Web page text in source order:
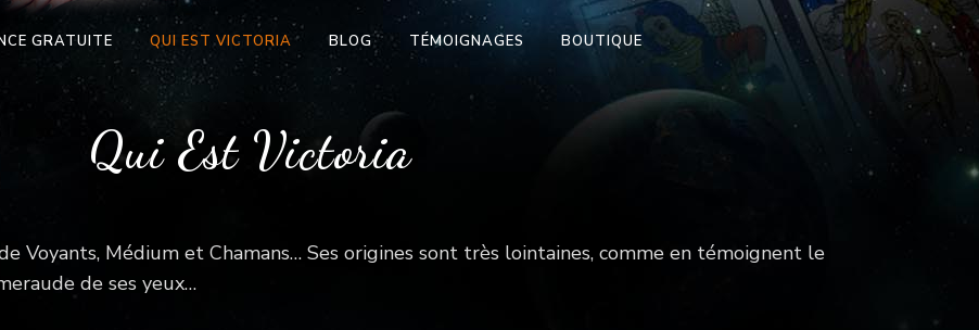
GRATUITE QUI EST VICTORIA BLOG TÉMOIGNAGES BOUTIQUE
Qui Est Victoria
Voyants, Médium et Chamans… Ses origines sont très lointaines, comme en témoignent le
de ses yeux…